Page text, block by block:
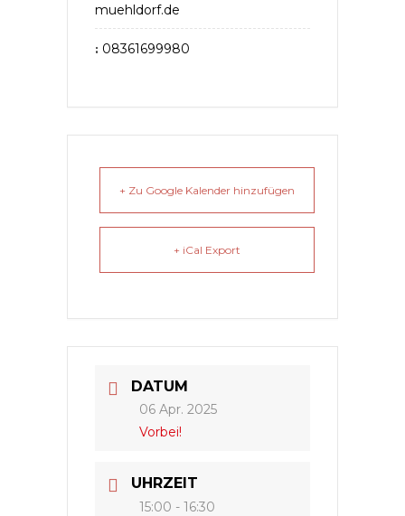
muehldorf.de
: 08361699980
+ Zu Google Kalender hinzufügen
+ iCal Export
DATUM
06 Apr. 2025
Vorbei!
UHRZEIT
15:00 - 16:30